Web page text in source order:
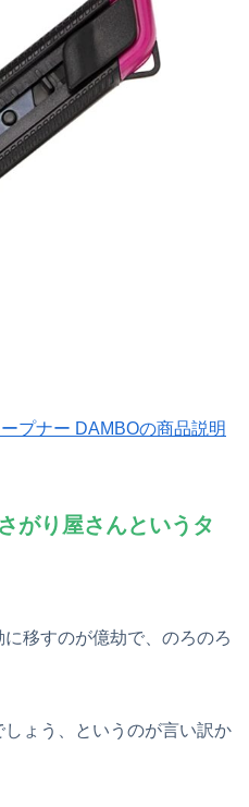
プナー DAMBOの商品説明
がり屋さんというタ
移すのが億劫で、のろのろ
ょう、というのが言い訳か